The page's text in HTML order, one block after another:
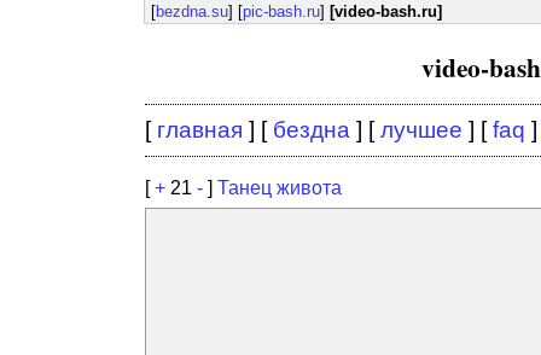
[bezdna.su] [pic-bash.ru] [video-bash.ru]
video-
[ главная ] [ бездна ] [лучшее ] [faq ]
[+ 21 - ] Танец живота